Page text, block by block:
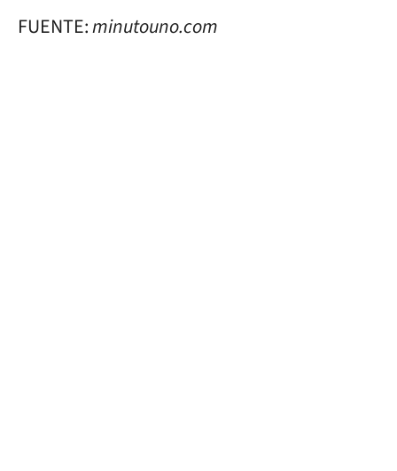
FUENTE:minutouno.com